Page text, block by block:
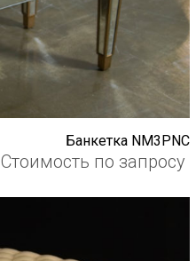
Банкетка NM3PNC
Стоимость по запросу